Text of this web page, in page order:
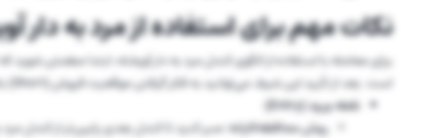
نکات مهم برای استفاده از مرد به دار
برای معامله با استفاده از الگوی کندل مرد به دار آویخته، ابتدا مطمئن شوید
است. بعد از تأیید این شرط، می‌توانید به فکر گرفتن موقعیت فروش (Short) باشید. روش کار به این صورت است:
نقطه ورود (Entry):
روش محافظه‌کارانه:صبر کنید تا کندل بعدی پایین‌تر از کندل